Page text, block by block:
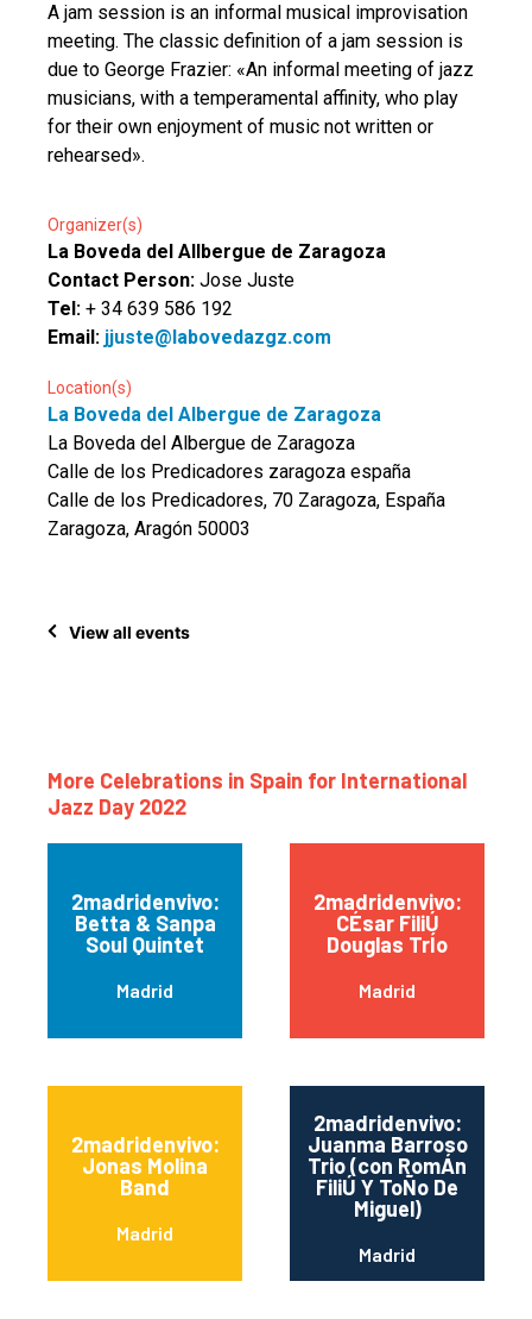
A jam session is an informal musical improvisation
meeting. The classic definition of a jam session is
due to George Frazier: «An informal meeting of jazz
musicians, with a temperamental affinity, who play
for their own enjoyment of music not written or
rehearsed».
Organizer(s)
La Boveda del Allbergue de Zaragoza
Contact Person: Jose Juste
Tel: + 34 639 586 192
Email: jjuste@labovedazgz.com
Location(s)
La Boveda del Albergue de Zaragoza
La Boveda del Albergue de Zaragoza
Calle de los Predicadores zaragoza españa
Calle de los Predicadores, 70 Zaragoza, España
Zaragoza, Aragón 50003
View all events
More Celebrations in Spain for International
Jazz Day 2022
2madridenvivo:
Betta & Sanpa
Soul Quintet
Madrid
2madridenvivo:
CÉsar FiliÚ
Douglas TrÍo
Madrid
2madridenvivo:
Jonas Molina
Band
Madrid
2madridenvivo:
Juanma Barroso
Trio (con RomÁn
FiliÚ Y ToÑo De
Miguel)
Madrid